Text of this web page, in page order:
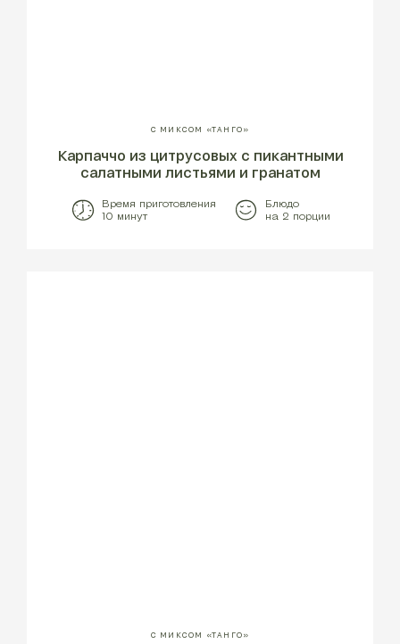
С МИКСОМ «ТАНГО»
Карпаччо из цитрусовых с пикантными
салатными листьями и гранатом
Время приготовления
10 минут
Блюдо
на 2 порции
С МИКСОМ «ТАНГО»